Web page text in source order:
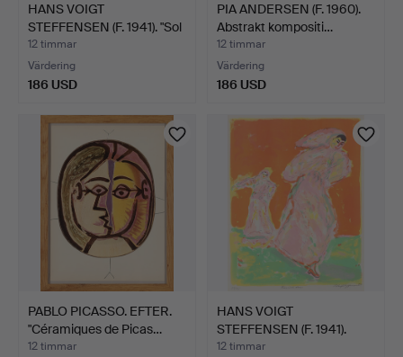
HANS VOIGT
STEFFENSEN (F. 1941). "Sol
i Ve…
12 timmar
Värdering
186 USD
PIA ANDERSEN (F. 1960).
Abstrakt kompositi…
12 timmar
Värdering
186 USD
PABLO PICASSO. EFTER.
"Céramiques de Picas…
12 timmar
HANS VOIGT
STEFFENSEN (F. 1941).
”Russisk …
12 timmar